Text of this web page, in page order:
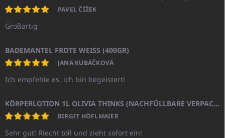
PAVEL ČÍŽEK
Großartig
BADEMANTEL FROTE WEISS (400GR)
JANA KUBÁČKOVÁ
Ich empfehle es, ich bin begeistert!
KÖRPERLOTION 1L OLIVIA THINKS (NACHFÜLLBARE VERPACKUNG)
BIRGIT HÖFLMAIER
Sehr gut! Riecht toll und zieht sofort ein!